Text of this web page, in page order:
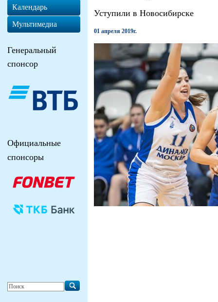
Уступили в Новосибирске
01 апреля 2019г.
Календарь
Мультимедиа
Генеральный
спонсор
Официальные
спонсоры